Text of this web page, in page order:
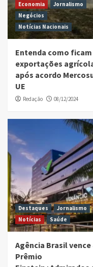
Economia
Jornalismo
Negócios
Notícias Nacionais
Entenda como ficam
exportações
após acordo
UE
Redação 08/12/2024
Destaques
Jornalismo
Notícias
Saúde
Agência Brasil vence
Prêmio